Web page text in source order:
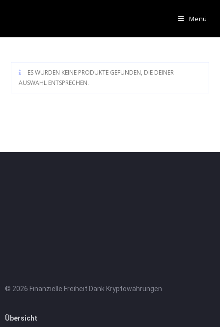
Menü
ES WURDEN KEINE PRODUKTE GEFUNDEN, DIE DEINER
AUSWAHL ENTSPRECHEN.
© 2026 Finanzielle Freiheit Dank Kryptowährungen
Übersicht